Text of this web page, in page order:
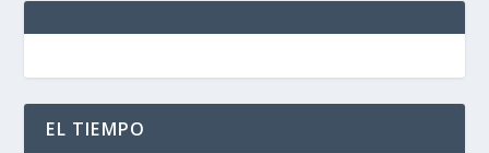
EL TIEMPO